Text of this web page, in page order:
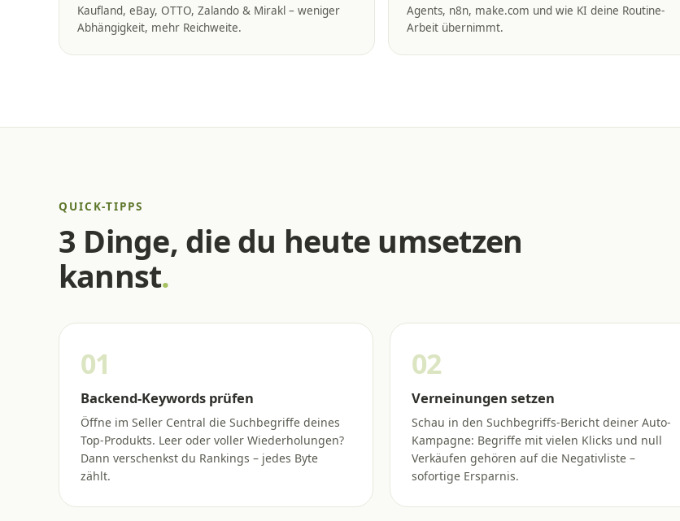
Kaufland, eBay, OTTO, Zalando & Mirakl – weniger
Abhängigkeit, mehr Reichweite.
Agents, n8n, make.com und wie KI deine Routine-
Arbeit übernimmt.
QUICK-TIPPS
3 Dinge, die du heute umsetzen
kannst.
01
Backend-Keywords prüfen
Öffne im Seller Central die Suchbegriffe deines
Top-Produkts. Leer oder voller Wiederholungen?
Dann verschenkst du Rankings – jedes Byte
zählt.
02
Verneinungen setzen
Schau in den Suchbegriffs-Bericht deiner Auto-
Kampagne: Begriffe mit vielen Klicks und null
Verkäufen gehören auf die Negativliste –
sofortige Ersparnis.